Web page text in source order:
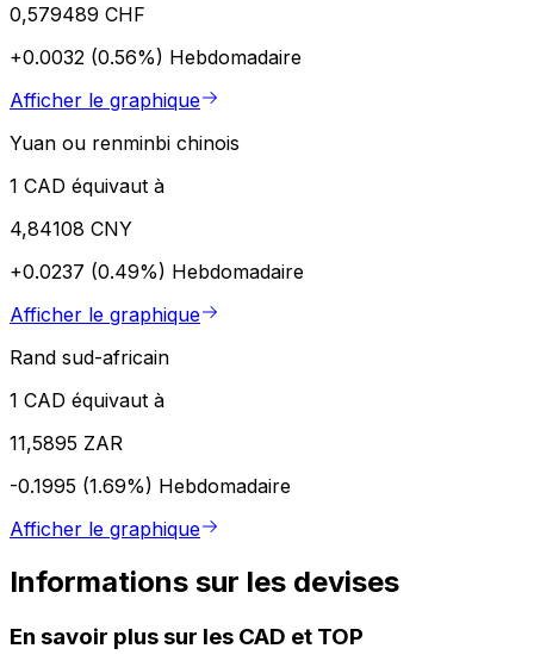
0,579489 CHF
+0.0032 (0.56%) Hebdomadaire
Afficher le graphique
Yuan ou renminbi chinois
1 CAD équivaut à
4,84108 CNY
+0.0237 (0.49%) Hebdomadaire
Afficher le graphique
Rand sud-africain
1 CAD équivaut à
11,5895 ZAR
-0.1995 (1.69%) Hebdomadaire
Afficher le graphique
Informations sur les devises
En savoir plus sur les CAD et TOP